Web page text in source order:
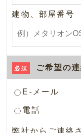
建物、部屋番号
必須 ご希望の
E-メール
電話
弊社からご連絡